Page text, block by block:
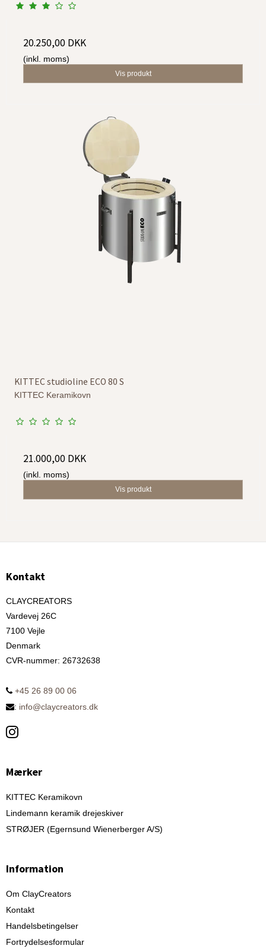
20.250,00 DKK
(inkl. moms)
Vis produkt
KITTEC studioline ECO 80 S
KITTEC Keramikovn
21.000,00 DKK
(inkl. moms)
Vis produkt
Kontakt
CLAYCREATORS
Vardevej 26C
7100 Vejle
Denmark
CVR-nummer: 26732638
+45 26 89 00 06
: info@claycreators.dk
Mærker
KITTEC Keramikovn
Lindemann keramik drejeskiver
STRØJER (Egernsund Wienerberger A/S)
Information
Om ClayCreators
Kontakt
Handelsbetingelser
Fortrydelsesformular